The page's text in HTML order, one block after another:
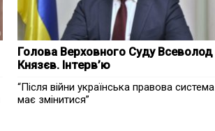
Голова Верховного Суду Всеволод
Князєв. Інтерв’ю
“Після війни українська правова система
має змінитися”